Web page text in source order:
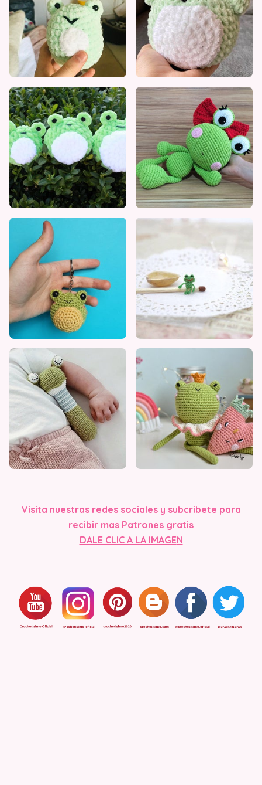
Visita nuestras redes sociales y subcribete para
recibir mas Patrones gratis
DALE CLIC A LA IMAGEN